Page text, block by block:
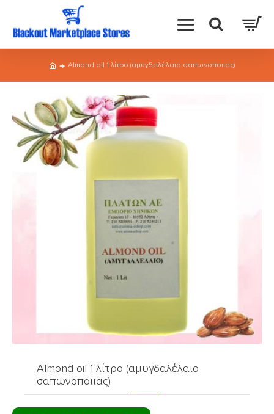
Almond oil 1 λίτρο (αμυγδαλέλαιο σαπωνοποιιας)
Almond oil 1 λίτρο (αμυγδαλέλαιο
σαπωνοποιιας)